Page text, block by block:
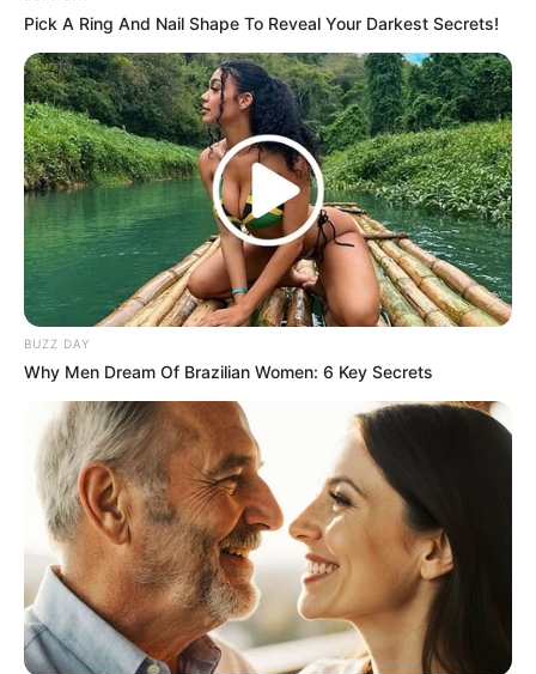
คนอื่นเข้ามาช่วย พึ่งพาใครไม่ได้นอกจากตัวเอง
ดวงการเงินเงินที่เป็นพันธะหนี้สิน จะได้ปลดหนี้ ได้
อิสรภาพทางการเงินกลับมา
ดวงความรักคนโสด กำลังพยายามทำใจกับคนเก่าๆ คนมี
คู่ ได้เดินทางไปต่างประเทศร่วมกันทั้งครอบครัว
https://seeme.me/ch/duangded/qLOwj6?
pl=yPX6Ay
ดวงรายสัปดาห์ 3 – 9 มีนาคม 2562 (คนเกิดทั้ง 7 วัน)
Pick A Ring And Nail Shape To Reveal Your Darkest Secrets!
BUZZ DAY
Why Men Dream Of Brazilian Women: 6 Key Secrets